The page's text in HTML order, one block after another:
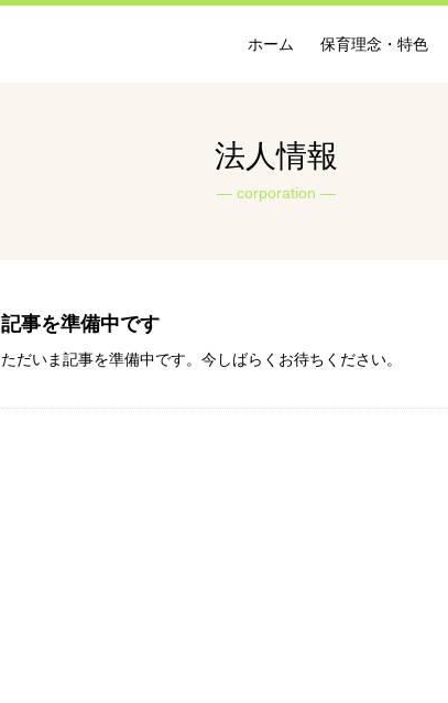
ホーム 保育理念・特色
法人情報
corporation
記事を準備中です
ただいま記事を準備中です。今しばらくお待ちください。